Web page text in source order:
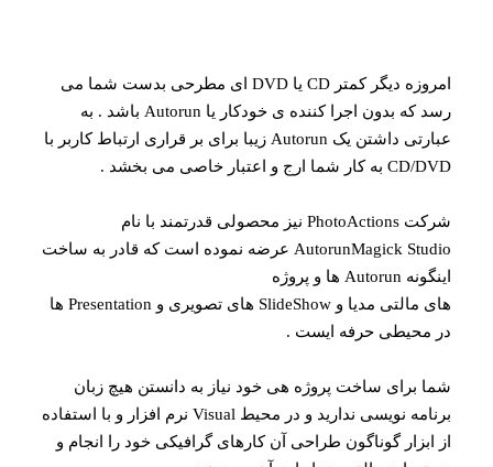
امروزه دیگر کمتر CD یا DVD ای مطرحی بدست شما می
رسد که بدون اجرا کننده ی خودکار یا Autorun باشد . به
عبارتی داشتن یک Autorun زیبا برای بر قراری ارتباط کاربر با
CD/DVD به کار شما ارج و اعتبار خاصی می بخشد .
شرکت PhotoActions نیز محصولی قدرتمند با نام
AutorunMagick Studio عرضه نموده است که قادر به ساخت
اینگونه Autorun ها و پروژه
های مالتی مدیا و SlideShow های تصویری و Presentation ها
در محیطی حرفه ایست .
شما برای ساخت پروژه هی خود نیاز به دانستن هیچ زبان
برنامه نویسی ندارید و در محیط Visual نرم افزار و با استفاده
از ابزار گوناگون طراحی آن کارهای گرافیکی خود را انجام و